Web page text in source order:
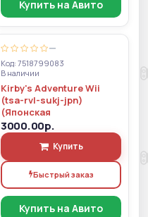
Купить на Авито
—
Код: 7518799083
В наличии
Kirby's Adventure Wii
(tsa-rvl-sukj-jpn)
(Японская
3000.00р.
Купить
Быстрый заказ
Купить на Авито